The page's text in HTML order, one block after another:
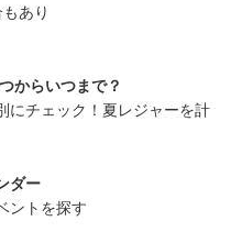
あり
からいつまで？
にチェック！夏レジャーを計
ダー
ントを探す